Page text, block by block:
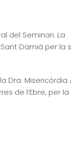
del Seminari. La
Damià per la
Dra. Misericòrdia
de l’Ebre, per